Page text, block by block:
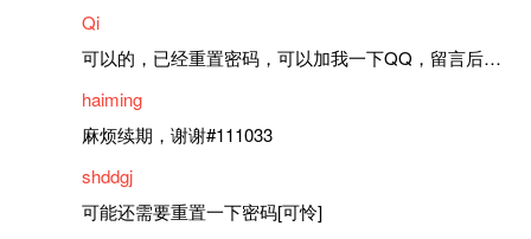
Qi
可以的，已经重置密码，可以加我一下QQ，留言后我就发密码给你。
haiming
麻烦续期，谢谢#111033
shddgj
可能还需要重置一下密码[可怜]